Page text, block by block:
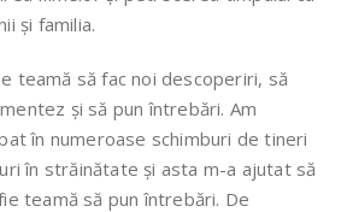
și familia.
teamă să fac noi descoperiri, să
și să pun întrebări. Am
în numeroase schimburi de tineri
în străinătate și asta m-a ajutat să
teamă să pun întrebări. De